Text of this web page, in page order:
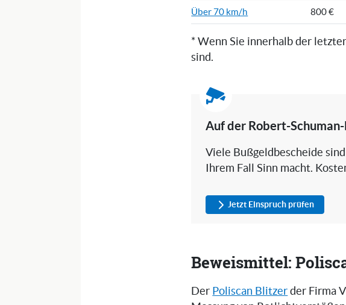
Über 70 km/h 800 €
* Wenn Sie innerhalb der
sind.
Auf der Robert-
Viele Bußgeldbescheide
Ihrem Fall Sinn macht.
Jetzt Einspruch prüfen
Beweismittel:
Der Poliscan Blitzer der Firma